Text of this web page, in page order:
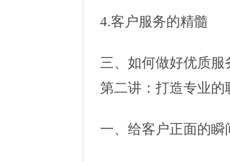
4.客户服务的精髓
三、如何做好优质服
第二讲：打造专业的
一、给客户正面的瞬